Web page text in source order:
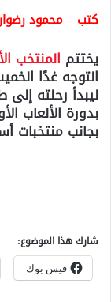
كتب – محمود
يختتم المنتخب
التوجه غدًا
ليبدأ رحلته
بدورة الألعاب
بجانب منتخبات
شارك هذا الموضوع:
فيس بوك